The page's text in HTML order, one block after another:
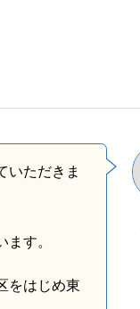
いただきま
す。
をはじめ東